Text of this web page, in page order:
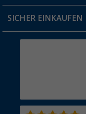
Jobs & Karriere
Rücksendung
SICHER EINKAUFEN